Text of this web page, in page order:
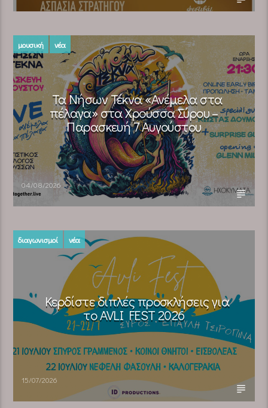
μουσική νέα
Τα Νήσων Τέκνα «Ανέμελα στα
πέλαγα» στα Χρούσσα Σύρου –
Παρασκευή 7 Αυγούστου
04/08/2026
διαγωνισμοί νέα
Κερδίστε διπλές προσκλήσεις για
το AVLI FEST 2026
15/07/2026